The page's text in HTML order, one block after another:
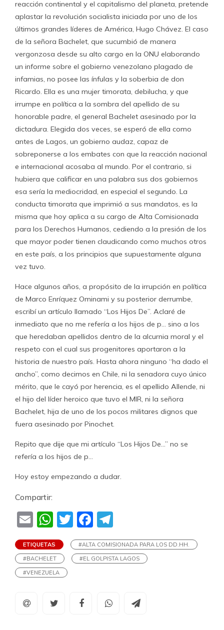
reacción continental y el capitalismo del planeta, pretende
aplastar la revolución socialista iniciada por uno de los
últimos grandes líderes de América, Hugo Chávez. El caso
de la señora Bachelet, que sucumbió de manera
vergonzosa desde su alto cargo en la ONU elaborando
un informe sobre el gobierno venezolano plagado de
infamias, no posee las ínfulas y la soberbia de don
Ricardo. Ella es una mujer timorata, debilucha, y que
irrumpe en política a la sombra del apellido de su
honorable padre, el general Bachelet asesinado por la
dictadura. Elegida dos veces, se esperó de ella como
antes de Lagos, un gobierno audaz, capaz de
sobreponerse a los embates con que la reacción nacional
e internacional acosaba al mundo. Por el contrario, si
hubiera que calificar en una palabra sus dos gobiernos
esa sería la mediocridad, en especial el segundo. La
conducta timorata que imprimió a sus mandatos, es la
misma que hoy aplica a su cargo de Alta Comisionada
para los Derechos Humanos, cediendo a la presión de los
que mayor poder tienen claudicando como muchos otros
en este país, a los principios que supuestamente alguna
vez tuvo.
Hace algunos años, a propósito de la irrupción en política
de Marco Enríquez Ominami y su posterior derrumbe,
escribí un artículo llamado “Los Hijos De”. Aclaré de
inmediato que no me refería a los hijos de p… sino a los
que heredaban apellidos dentro de la alcurnia moral y el
respeto con el cual sus progenitores aportaron a la
historia de nuestro país. Hasta ahora ninguno “ha dado el
ancho”, como decimos en Chile, ni la senadora cuyo único
mérito, que le cayó por herencia, es el apellido Allende, ni
el hijo del líder heroico que tuvo el MIR, ni la señora
Bachelet, hija de uno de los pocos militares dignos que
fuera asesinado por Pinochet.
Repito que dije que mi artículo “Los Hijos De…” no se
refería a los hijos de p…
Hoy estoy empezando a dudar.
Compartir:
EmailWhatsApp
TwitterFacebook
ETIQUETAS
#ALTA COMISIONADA PARA LOS DD.HH.
#BACHELET
#EL GOLPISTA LAGOS
#VENEZUELA